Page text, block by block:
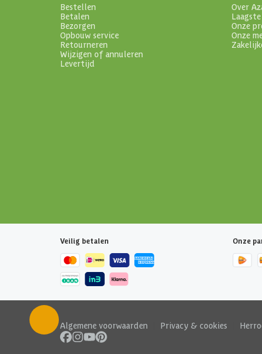
Bestellen
Betalen
Bezorgen
Opbouw service
Retourneren
Wijzigen of annuleren
Levertijd
Over
Onze
Onze
Veilig betalen Onze
Algemene voorwaarden Privacy & cookies